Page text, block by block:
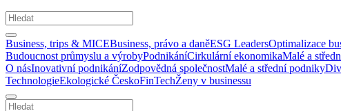
Business, trips & MICEBusiness, právo a daněESG LeadersOptimalizace
Budoucnost průmyslu a výrobyPodnikáníCirkulární ekonomikaMalé a
O násInovativní podnikáníZodpovědná společnostMalé a střední podniky
TechnologieEkologické ČeskoFinTechŽeny v businessu